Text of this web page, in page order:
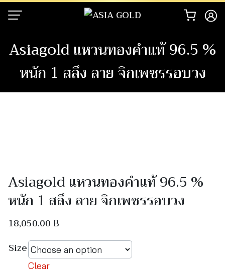
Asiagold แหวนทองคำแท้ 96.5 %
หนัก 1 สลึง ลาย จิกเพชรรอบวง
Asiagold แหวนทองคำแท้ 96.5 %
หนัก 1 สลึง ลาย จิกเพชรรอบวง
18,050.00฿
Size
Clear